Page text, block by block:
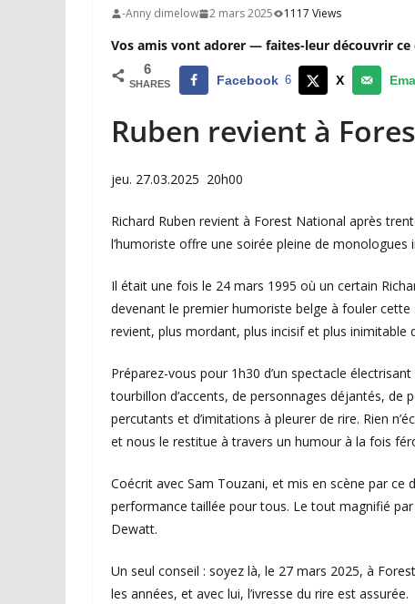
-Anny dimelow 2 mars 2025 1117 Views
Vos amis vont adorer — faites-leur découvrir ce
6
SHARES Facebook 6 X
Ruben revient à
jeu. 27.03.2025 20h00
Richard Ruben revient à Forest National après
l’humoriste offre une soirée pleine de monologues
Il était une fois le 24 mars 1995 où un certain
devenant le premier humoriste belge à fouler
revient, plus mordant, plus incisif et plus inimitable
Préparez-vous pour 1h30 d’un spectacle
tourbillon d’accents, de personnages déjantés,
percutants et d’imitations à pleurer de rire. Rien
et nous le restitue à travers un humour à la fois
Coécrit avec Sam Touzani, et mis en scène par
performance taillée pour tous. Le tout magnifié
Dewatt.
Un seul conseil : soyez là, le 27 mars 2025, à
les années, et avec lui, l’ivresse du rire est assurée.